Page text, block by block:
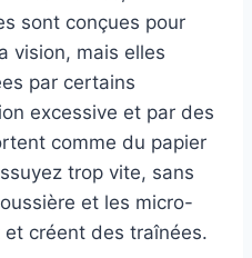
sont conçues pour
vision, mais elles
par certains
excessive et par des
comme du papier
trop vite, sans
et les micro-
créent des traînées.